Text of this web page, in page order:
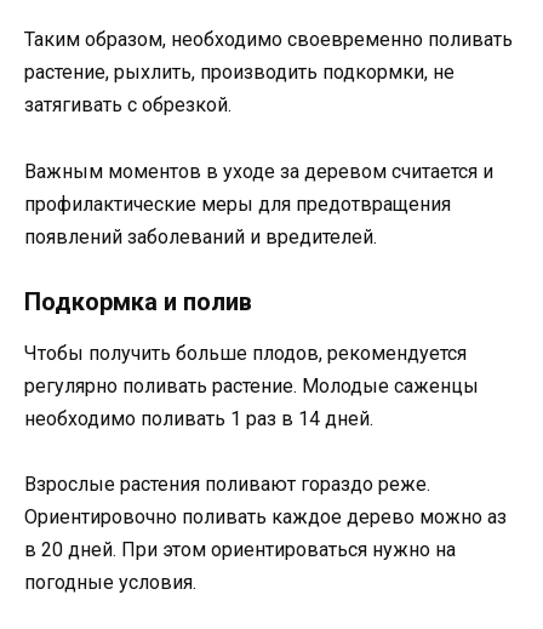
Таким образом, необходимо своевременно поливать
растение, рыхлить, производить подкормки, не
затягивать с обрезкой.
Важным моментов в уходе за деревом считается и
профилактические меры для предотвращения
появлений заболеваний и вредителей.
Подкормка и полив
Чтобы получить больше плодов, рекомендуется
регулярно поливать растение. Молодые саженцы
необходимо поливать 1 раз в 14 дней.
Взрослые растения поливают гораздо реже.
Ориентировочно поливать каждое дерево можно аз
в 20 дней. При этом ориентироваться нужно на
погодные условия.